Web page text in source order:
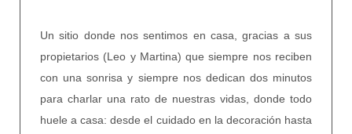
Un sitio donde nos sentimos en casa, gracias a sus
propietarios (Leo y Martina) que siempre nos reciben
con una sonrisa y siempre nos dedican dos minutos
para charlar una rato de nuestras vidas, donde todo
huele a casa: desde el cuidado en la decoración hasta